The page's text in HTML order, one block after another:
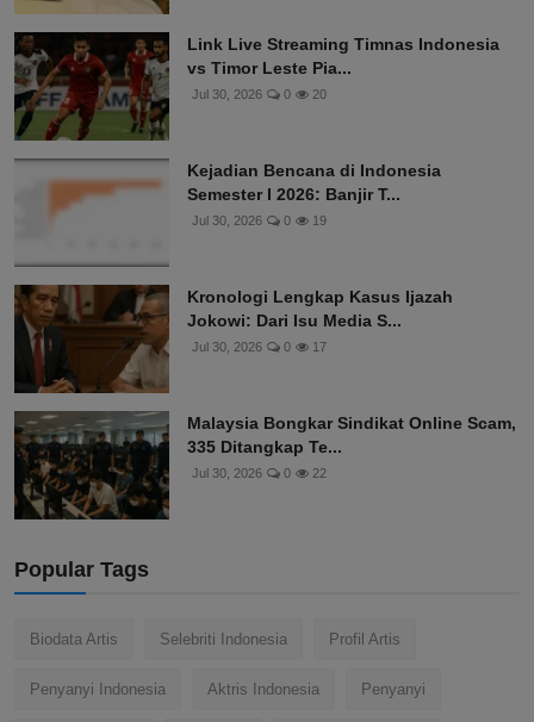
Link Live Streaming Timnas Indonesia
vs Timor Leste Pia...
Jul 30, 2026 0 20
Kejadian Bencana di Indonesia
Semester I 2026: Banjir T...
Jul 30, 2026 0 19
Kronologi Lengkap Kasus Ijazah
Jokowi: Dari Isu Media S...
Jul 30, 2026 0 17
Malaysia Bongkar Sindikat Online Scam,
335 Ditangkap Te...
Jul 30, 2026 0 22
Popular Tags
Biodata Artis Selebriti Indonesia Profil Artis
Penyanyi Indonesia Aktris Indonesia Penyanyi